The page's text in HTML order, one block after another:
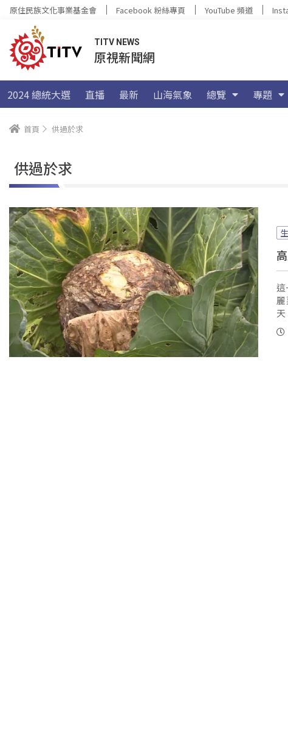
原住民族文化事業基金會 Facebook 粉絲專頁 YouTube 頻道
TITV NEWS
原視新聞網
2024 總統大選 直播 最新 山海氣象 總覽 專題
首頁 供過於求
供過於求
這
天